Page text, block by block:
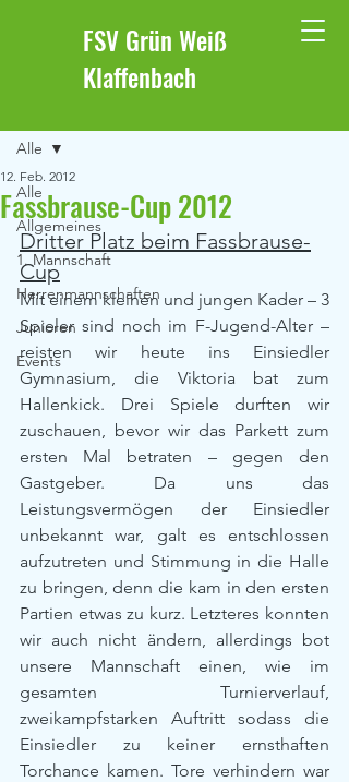
FSV Grün Weiß
Klaffenbach
Alle
Allgemeines
1. Mannschaft
Herrenmannschaften
Junioren
Events
Alle
Fassbrause-Cup 2012
12. Feb. 2012
Dritter Platz beim Fassbrause-
Cup
Mit einem kleinen und jungen Kader – 3
Spieler sind noch im F-Jugend-Alter –
reisten wir heute ins Einsiedler
Gymnasium, die Viktoria bat zum
Hallenkick. Drei Spiele durften wir
zuschauen, bevor wir das Parkett zum
ersten Mal betraten – gegen den
Gastgeber. Da uns das
Leistungsvermögen der Einsiedler
unbekannt war, galt es entschlossen
aufzutreten und Stimmung in die Halle
zu bringen, denn die kam in den ersten
Partien etwas zu kurz. Letzteres konnten
wir auch nicht ändern, allerdings bot
unsere Mannschaft einen, wie im
gesamten Turnierverlauf,
zweikampfstarken Auftritt sodass die
Einsiedler zu keiner ernsthaften
Torchance kamen. Tore verhindern war